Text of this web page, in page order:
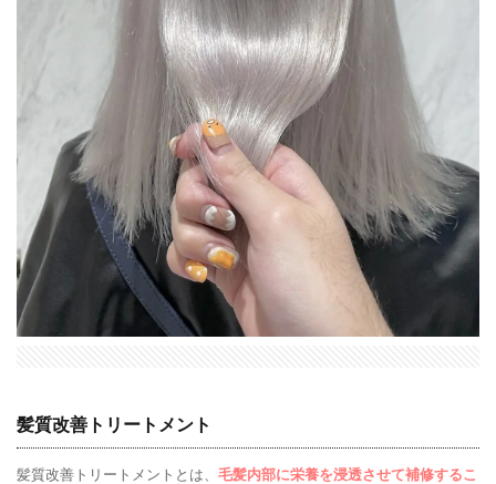
髪質改善トリートメント
髪質改善トリートメントとは、 毛髪内部に栄養を浸透させて補修するこ